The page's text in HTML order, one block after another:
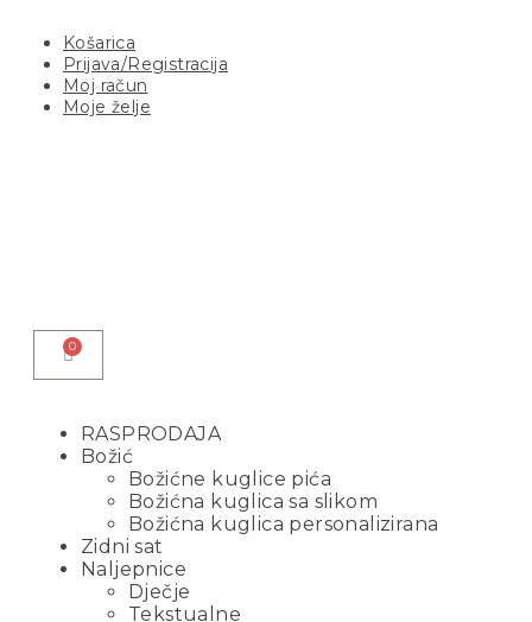
Košarica
Prijava/Registracija
Moj račun
Moje želje
RASPRODAJA
Božić
Božićne kuglice pića
Božićna kuglica sa slikom
Božićna kuglica personalizirana
Zidni sat
Naljepnice
Dječje
Tekstualne